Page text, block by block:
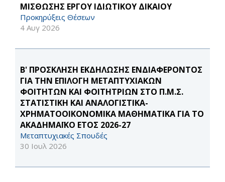
ΜΙΣΘΩΣΗΣ ΕΡΓΟΥ ΙΔΙΩΤΙΚΟΥ ΔΙΚΑΙΟΥ
Προκηρύξεις Θέσεων
4 Αυγ 2026
Β' ΠΡΟΣΚΛΗΣΗ ΕΚΔΗΛΩΣΗΣ ΕΝΔΙΑΦΕΡΟΝΤΟΣ
ΓΙΑ ΤΗΝ ΕΠΙΛΟΓΗ ΜΕΤΑΠΤΥΧΙΑΚΩΝ
ΦΟΙΤΗΤΩΝ ΚΑΙ ΦΟΙΤΗΤΡΙΩΝ ΣΤΟ Π.Μ.Σ.
ΣΤΑΤΙΣΤΙΚΗ ΚΑΙ ΑΝΑΛΟΓΙΣΤΙΚΑ-
ΧΡΗΜΑΤΟΟΙΚΟΝΟΜΙΚΑ ΜΑΘΗΜΑΤΙΚΑ ΓΙΑ ΤΟ
ΑΚΑΔΗΜΑΪΚΟ ΕΤΟΣ 2026-27
Μεταπτυχιακές Σπουδές
30 Ιουλ 2026